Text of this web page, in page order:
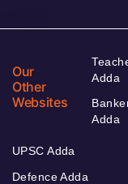
Our
Other
Websites
Adda
Adda
UPSC Adda
Defence Adda